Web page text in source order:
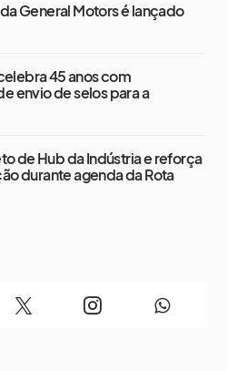
General Motors é lançado
45 anos com
envio de selos para a
de Hub da Indústria e reforça
durante agenda da Rota